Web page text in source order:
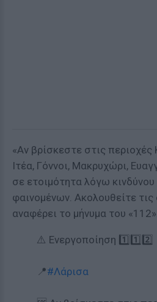
«Αν βρίσκεστε στις
Ιτέα, Γόννοι, Μακρυχώρι,
σε ετοιμότητα λόγω
φαινομένων. Ακολουθείτε
αναφέρει το μήνυμα του «112».
⚠️ Ενεργοποίηση 1️⃣1️⃣2️⃣
📍#Λάρισα